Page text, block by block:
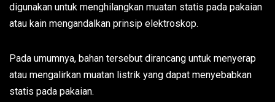
digunakan untuk menghilangkan muatan statis pada pakaian
atau kain mengandalkan prinsip elektroskop.
Pada umumnya, bahan tersebut dirancang untuk menyerap
atau mengalirkan muatan listrik yang dapat menyebabkan
statis pada pakaian.